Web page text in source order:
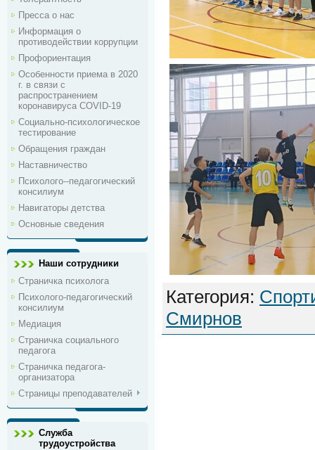
Пресса о нас
Информация о
противодействии коррупции
Профориентация
Особенности приема в 2020
г. в связи с
распространением
коронавируса COVID-19
Социально-психологическое
тестирование
Обращения граждан
Наставничество
Психолого--педагогический
консилиум
Навигаторы детства
Основные сведения
Наши сотрудники
Страничка психолога
Психолого-педагогический
консилиум
Медиация
Страничка социального
педагога
Страничка педагога-
организатора
Страницы преподавателей
Служба
трудоустройства
Категория:
Смирнов